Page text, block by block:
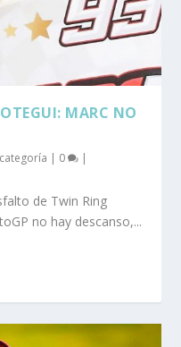
MARC NO
| 0 |
de Twin Ring
no hay descanso,...